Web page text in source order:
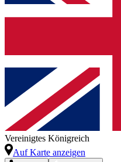
Vereinigtes Königreich
Auf Karte anzeigen